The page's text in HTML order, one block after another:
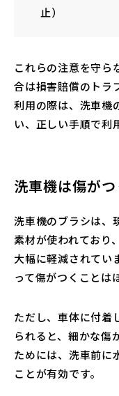
止）
これらの注意を守ら
合は損害賠償のトラ
利用の際は、洗車機
い、正しい手順で利
洗車機は傷がつ
洗車機のブラシは、
素材が使われており
大幅に軽減されてい
って傷がつくことは
ただし、車体に付着
られると、細かな傷
ためには、洗車前に
ことが有効です。